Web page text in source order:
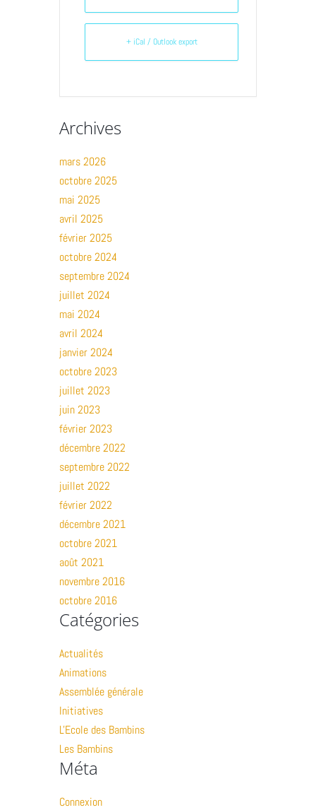
+ iCal / Outlook export
Archives
mars 2026
octobre 2025
mai 2025
avril 2025
février 2025
octobre 2024
septembre 2024
juillet 2024
mai 2024
avril 2024
janvier 2024
octobre 2023
juillet 2023
juin 2023
février 2023
décembre 2022
septembre 2022
juillet 2022
février 2022
décembre 2021
octobre 2021
août 2021
novembre 2016
octobre 2016
Catégories
Actualités
Animations
Assemblée générale
Initiatives
L'Ecole des Bambins
Les Bambins
Méta
Connexion